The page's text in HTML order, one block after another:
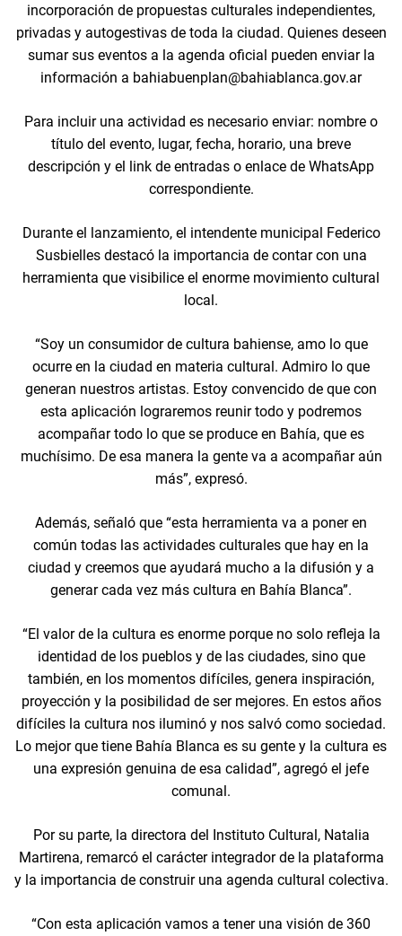
incorporación de propuestas culturales independientes,
privadas y autogestivas de toda la ciudad. Quienes deseen
sumar sus eventos a la agenda oficial pueden enviar la
información a bahiabuenplan@bahiablanca.gov.ar
Para incluir una actividad es necesario enviar: nombre o
título del evento, lugar, fecha, horario, una breve
descripción y el link de entradas o enlace de WhatsApp
correspondiente.
Durante el lanzamiento, el intendente municipal Federico
Susbielles destacó la importancia de contar con una
herramienta que visibilice el enorme movimiento cultural
local.
“Soy un consumidor de cultura bahiense, amo lo que
ocurre en la ciudad en materia cultural. Admiro lo que
generan nuestros artistas. Estoy convencido de que con
esta aplicación lograremos reunir todo y podremos
acompañar todo lo que se produce en Bahía, que es
muchísimo. De esa manera la gente va a acompañar aún
más”, expresó.
Además, señaló que “esta herramienta va a poner en
común todas las actividades culturales que hay en la
ciudad y creemos que ayudará mucho a la difusión y a
generar cada vez más cultura en Bahía Blanca”.
“El valor de la cultura es enorme porque no solo refleja la
identidad de los pueblos y de las ciudades, sino que
también, en los momentos difíciles, genera inspiración,
proyección y la posibilidad de ser mejores. En estos años
difíciles la cultura nos iluminó y nos salvó como sociedad.
Lo mejor que tiene Bahía Blanca es su gente y la cultura es
una expresión genuina de esa calidad”, agregó el jefe
comunal.
Por su parte, la directora del Instituto Cultural, Natalia
Martirena, remarcó el carácter integrador de la plataforma
y la importancia de construir una agenda cultural colectiva.
“Con esta aplicación vamos a tener una visión de 360